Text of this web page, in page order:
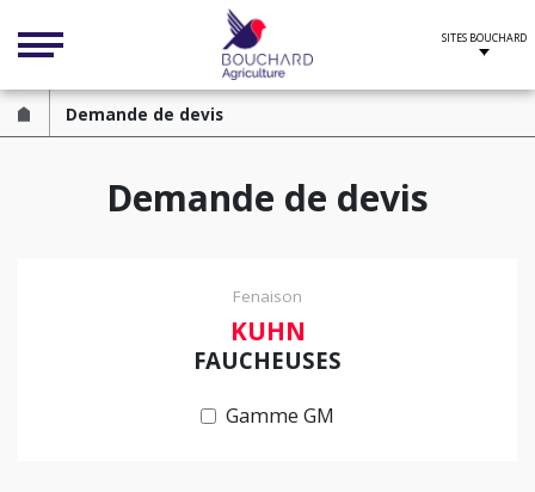
Demande de devis
Demande de devis
Fenaison
KUHN
FAUCHEUSES
Gamme GM